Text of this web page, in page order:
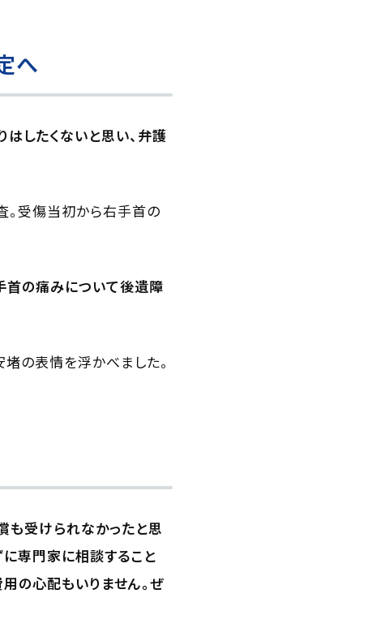
へ
したくないと思い、弁護
受傷当初から右手首の
首の痛みについて後遺障
の表情を浮かべました。
も受けられなかったと思
に専門家に相談すること
の心配もいりません。ぜ